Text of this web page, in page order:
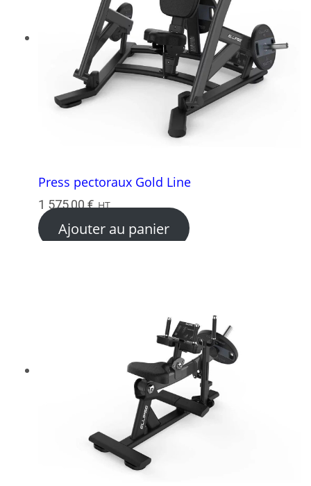
Press pectoraux Gold Line
1 575,00€ HT
Ajouter au panier